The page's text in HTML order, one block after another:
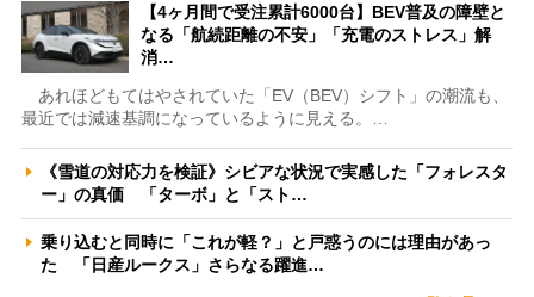
【4ヶ月間で受注累計6000台】BEV普及の障壁と
なる「航続距離の不安」「充電のストレス」解
消…
あれほどもてはやされていた「EV（BEV）シフト」の潮流も、
最近では減速基調になっているように見える。…
《雪道の対応力を検証》シビアな状況で実感した「フォレスタ
ー」の真価 「ターボ」と「スト…
乗り込むと同時に「これが軽？」と戸惑うのには理由があっ
た 「日産ルークス」さらなる躍進…